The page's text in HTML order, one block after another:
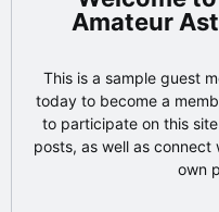
Amateur
This is a sample guest
today to become a
to participate on this
posts, as well as
own